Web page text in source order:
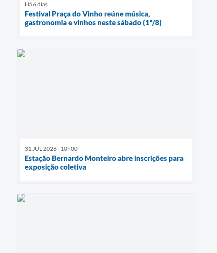
Há 6 dias
Festival Praça do Vinho reúne música,
gastronomia e vinhos neste sábado (1º/8)
31 JUL 2026 - 10h00
Estação Bernardo Monteiro abre inscrições para
exposição coletiva